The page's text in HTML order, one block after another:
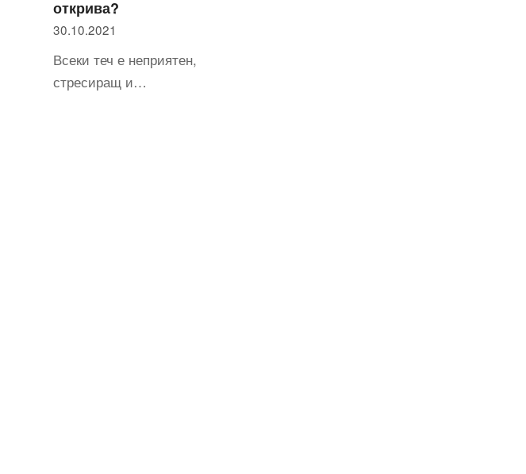
открива?
30.10.2021
Всеки теч е неприятен,
стресиращ и…